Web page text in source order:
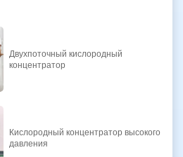
Двухпоточный кислородный
концентратор
Кислородный концентратор высокого
давления